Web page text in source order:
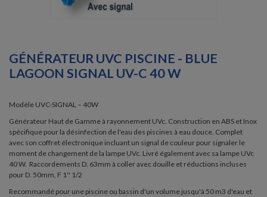
GÉNÉRATEUR UVC PISCINE - BLUE
LAGOON SIGNAL UV-C 40 W
Modèle UVC-SIGNAL – 40W
Générateur Haut de Gamme à rayonnement UVc. Construction en ABS et Inox
spécifique pour la désinfection de l'eau des piscines à eau douce. Complet
avec son coffret électronique incluant un signal de couleur pour signaler le
moment de changement de la lampe UVc. Livré également avec sa lampe UVc
40 W. Raccordements D. 63mm à coller avec douille et réductions incluses
pour D. 50mm, F 1'' 1/2
Recommandé pour une piscine ou bassin d'un volume jusqu'à 50 m3 d'eau et